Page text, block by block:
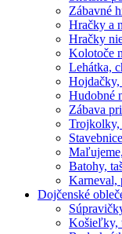
Zábavné
Hračky a
Hračky
Kolotoče
Lehátka,
Hojdačky,
Hudobné
Zábava
Trojkolky,
Batohy,
Karneval,
Dojčenské
Košieľky,